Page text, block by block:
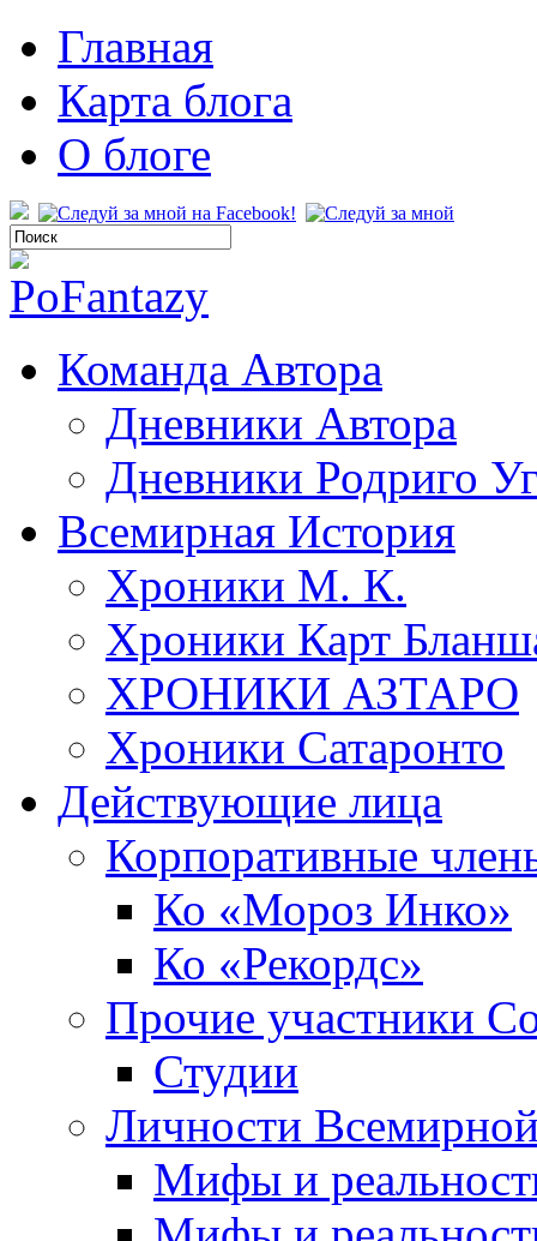
Главная
Карта блога
О блоге
Команда Автора
Дневники Автора
Дневники Родриго
Всемирная История
Хроники М. К.
Хроники Карт
ХРОНИКИ АЗТАРО
Хроники Сатаронто
Действующие лица
Корпоративные
Ко «Мороз Инко»
Ко «Рекордс»
Прочие участники
Студии
Личности
Мифы и